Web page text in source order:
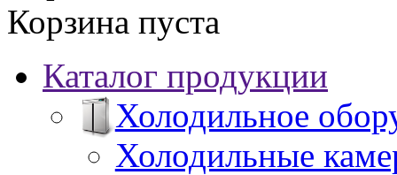
Корзина пуста
Каталог продукции
Холодильное
Холодильные